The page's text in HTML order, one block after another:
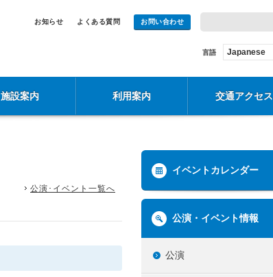
お知らせ よくある質問 お問い合わせ
言語 Japanese
施設案内 利用案内 交通アクセス
公演･イベント一覧へ
イベントカレンダー
公演・イベント情報
公演